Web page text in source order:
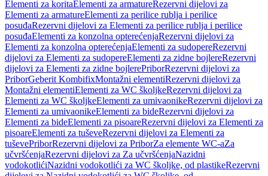
Elementi za koritaElementi za armatureRezervni dijelovi za
Elementi za armatureElementi za perilice rublja i perilice
posuđaRezervni dijelovi za Elementi za perilice rublja i perilice
posuđaElementi za konzolna opterećenjaRezervni dijelovi za
Elementi za konzolna opterećenjaElementi za sudopereRezervni
dijelovi za Elementi za sudopereElementi za zidne bojlereRezervni
dijelovi za Elementi za zidne bojlerePriborRezervni dijelovi za
PriborGeberit KombifixMontažni elementiRezervni dijelovi za
Montažni elementiElementi za WC školjkeRezervni dijelovi za
Elementi za WC školjkeElementi za umivaonikeRezervni dijelovi za
Elementi za umivaonikeElementi za bideRezervni dijelovi za
Elementi za bideElementi za pisoareRezervni dijelovi za Elementi za
pisoareElementi za tuševeRezervni dijelovi za Elementi za
tuševePriborRezervni dijelovi za PriborZa elemente WC-aZa
učvršćenjaRezervni dijelovi za Za učvršćenjaNazidni
vodokotlićiNazidni vodokotlići za WC školjke, od plastikeRezervni